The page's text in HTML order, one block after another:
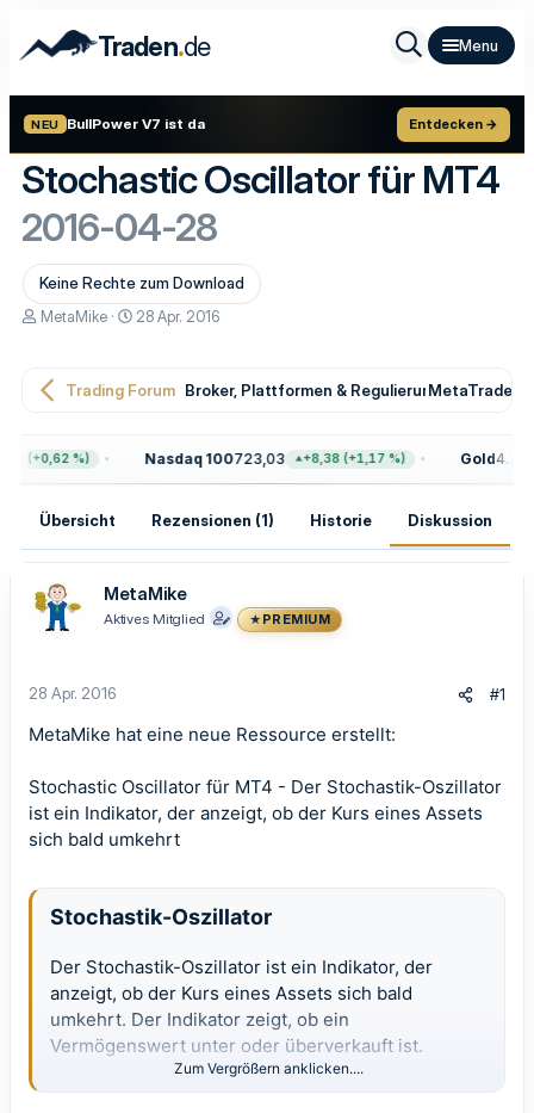
Traden.de
NEU BullPower V7 ist da Entdecken →
Stochastic Oscillator für MT4
2016-04-28
Keine Rechte zum Download
E
e
e
r
MetaMike
E
e
m
28 Apr. 2016
Trading Forum Broker, Plattformen & RegulierungMetaTrader
(+0,62 %) Nasdaq 100723,03 +8,38 (+1,17 %) Gold
Übersicht Rezensionen (1) Historie Diskussion
MetaMike
Aktives Mitglied PREMIUM
28 Apr. 2016 #1
MetaMike hat eine neue Ressource erstellt:
Stochastic Oscillator für MT4 - Der Stochastik-Oszillator
ist ein Indikator, der anzeigt, ob der Kurs eines Assets
sich bald umkehrt
Stochastik-Oszillator
Der Stochastik-Oszillator ist ein Indikator, der
anzeigt, ob der Kurs eines Assets sich bald
umkehrt. Der Indikator zeigt, ob ein
Vermögenswert unter oder überverkauft ist.
Zum Vergrößern anklicken....